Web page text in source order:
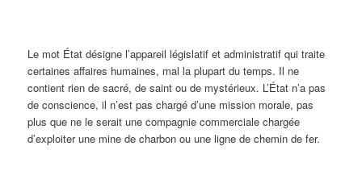
Le mot État désigne l’appareil législatif et administratif qui traite
certaines affaires humaines, mal la plupart du temps. Il ne
contient rien de sacré, de saint ou de mystérieux. L’État n’a pas
de conscience, il n’est pas chargé d’une mission morale, pas
plus que ne le serait une compagnie commerciale chargée
d’exploiter une mine de charbon ou une ligne de chemin de fer.